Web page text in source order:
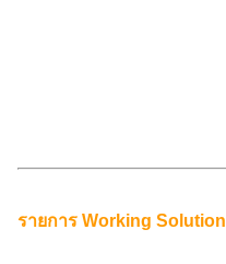
รายการ Working Solution